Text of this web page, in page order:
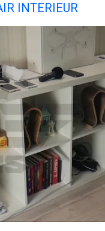
INTERIEUR